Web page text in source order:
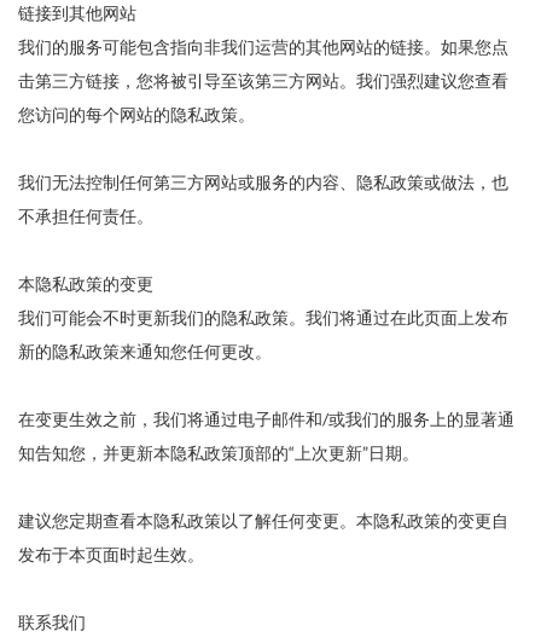
链接到其他网站
我们的服务可能包含指向非我们运营的其他网站的链接。如果您点
击第三方链接，您将被引导至该第三方网站。我们强烈建议您查看
您访问的每个网站的隐私政策。
我们无法控制任何第三方网站或服务的内容、隐私政策或做法，也
不承担任何责任。
本隐私政策的变更
我们可能会不时更新我们的隐私政策。我们将通过在此页面上发布
新的隐私政策来通知您任何更改。
在变更生效之前，我们将通过电子邮件和/或我们的服务上的显著通
知告知您，并更新本隐私政策顶部的“上次更新”日期。
建议您定期查看本隐私政策以了解任何变更。本隐私政策的变更自
发布于本页面时起生效。
联系我们